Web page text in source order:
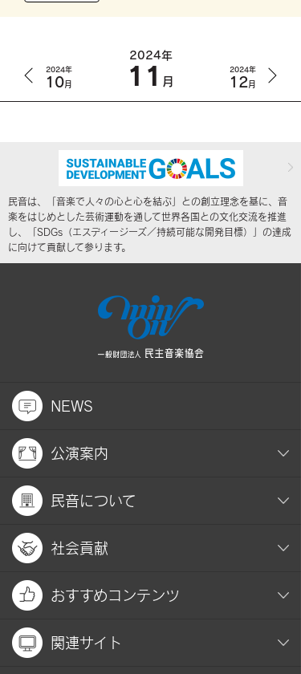
2024年
10月
2024年
11 月
2024年
12月
民音は、「音楽で人々の心と心を結ぶ」との創立理念を基に、音
楽をはじめとした芸術運動を通して世界各国との文化交流を推進
し、「SDGs（エスディージーズ／持続可能な開発目標）」の達成
に向けて貢献して参ります。
NEWS
公演案内
民音について
社会貢献
おすすめコンテンツ
関連サイト